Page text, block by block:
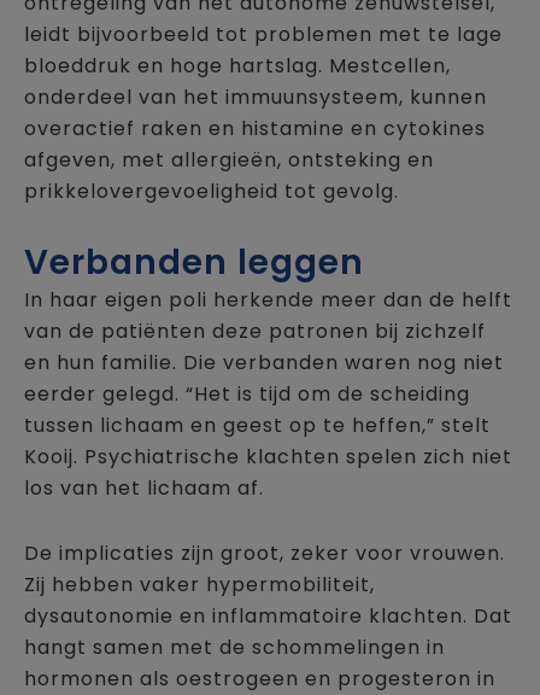
leidt bijvoorbeeld tot problemen met te lage
bloeddruk en hoge hartslag. Mestcellen,
onderdeel van het immuunsysteem, kunnen
overactief raken en histamine en cytokines
afgeven, met allergieën, ontsteking en
prikkelovergevoeligheid tot gevolg.
Verbanden leggen
In haar eigen poli herkende meer dan de helft
van de patiënten deze patronen bij zichzelf
en hun familie. Die verbanden waren nog niet
eerder gelegd. “Het is tijd om de scheiding
tussen lichaam en geest op te heffen,” stelt
Kooij. Psychiatrische klachten spelen zich niet
los van het lichaam af.
De implicaties zijn groot, zeker voor vrouwen.
Zij hebben vaker hypermobiliteit,
dysautonomie en inflammatoire klachten. Dat
hangt samen met de schommelingen in
hormonen als oestrogeen en progesteron in